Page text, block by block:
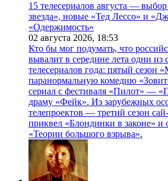
15 телесериалов августа —
звезда», новые «Тед Лессо» и
«Одержимость»
02 августа 2026, 18:53
Кто бы мог подумать, что
вывалит в середине лета одни
телесериалов года: пятый сезон
паранормальную комедию
сериал с фестиваля «Пилот» —
драму «Фейк». Из зарубежных
телепроектов — третий сезон
приквел «Блондинки в законе»
«Теории большого взрыва».